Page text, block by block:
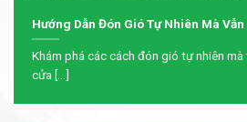
Hướng Dẫn Đón Gió Tự Nhiên Mà
Khám phá các cách đón gió tự nhiên
cửa [...]